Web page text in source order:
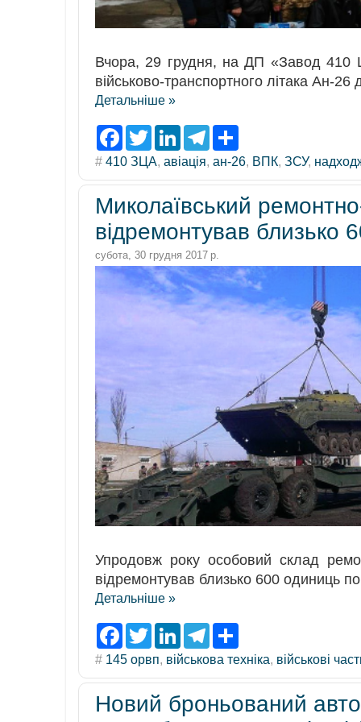
Вчора, 29 грудня, на ДП «Завод 410
військово-транспортного літака Ан-
Детальніше »
F
a
c
e
b
o
T
w
i
t
r
L
n
k
e
T
e
g
a
a
r
e
# 410 ЗЦА, авіація, ан-26, ВПК, ЗСУ,
Миколаївський
відремонтував близько
субота, 30 грудня 2017 р.
Упродовж року особовий склад
відремонтував близько 600 одиниць
Детальніше »
F
a
c
e
b
o
T
w
i
t
t
e
r
L
n
k
e
T
l
e
g
a
a
r
e
# 145 орвп, військова техніка, військові
Новий броньований